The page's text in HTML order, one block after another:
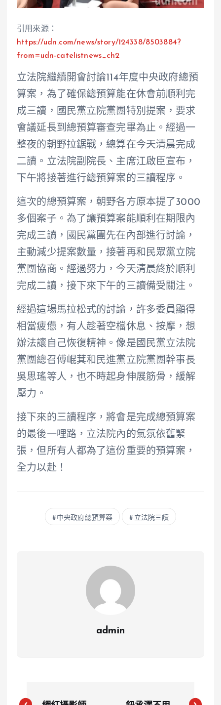
引用來源：
https://udn.com/news/story/124338/8503884?
from=udn-catelistnews_ch2
立法院繼續開會討論114年度中央政府總預
算案，為了確保總預算能在休會前順利完
成三讀，國民黨立院黨團特別提案，要求
會議延長到總預算審查完畢為止。經過一
整夜的朝野拉鋸戰，總算在今天清晨完成
二讀。立法院副院長、主席江啟臣宣布，
下午將接著進行總預算案的三讀程序。
這次的總預算案，朝野各方原本提了3000
多個案子。為了讓預算案能順利在期限內
完成三讀，國民黨團先在內部進行討論，
主動減少提案數量，接著再和民眾黨立院
黨團協商。經過努力，今天清晨終於順利
完成二讀，接下來下午的三讀備受關注。
經過這場馬拉松式的討論，許多委員顯得
相當疲憊，有人趁著空檔休息、按摩，想
辦法讓自己恢復精神。像是國民黨立法院
黨團總召傅崐萁和民進黨立院黨團幹事長
吳思瑤等人，也不時起身伸展筋骨，緩解
壓力。
接下來的三讀程序，將會是完成總預算案
的最後一哩路，立法院內的氣氛依舊緊
張，但所有人都為了這份重要的預算案，
全力以赴！
中央政府總預算案 立法院三讀
admin